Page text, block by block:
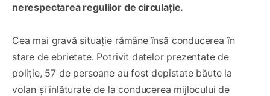
nerespectarea regulilor de circulație.
Cea mai gravă situație rămâne însă conducerea în
stare de ebrietate. Potrivit datelor prezentate de
poliție, 57 de persoane au fost depistate băute la
volan și înlăturate de la conducerea mijlocului de